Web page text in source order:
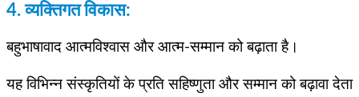
4. व्यक्तिगत विकास:
बहुभाषावाद आत्मविश्वास और आत्म-सम्मान को बढ़ाता है।
यह विभिन्न संस्कृतियों के प्रति सहिष्णुता और सम्मान को बढ़ावा देता